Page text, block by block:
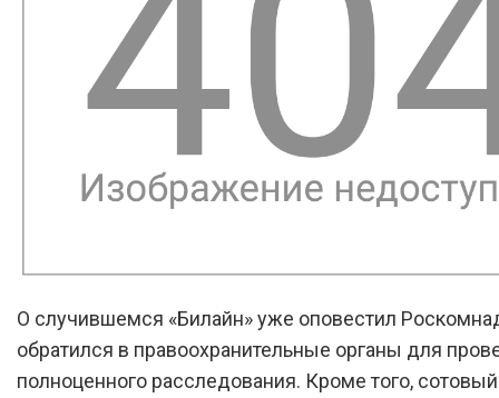
О случившемся «Билайн» уже оповестил
обратился в правоохранительные органы для
полноценного расследования. Кроме того,